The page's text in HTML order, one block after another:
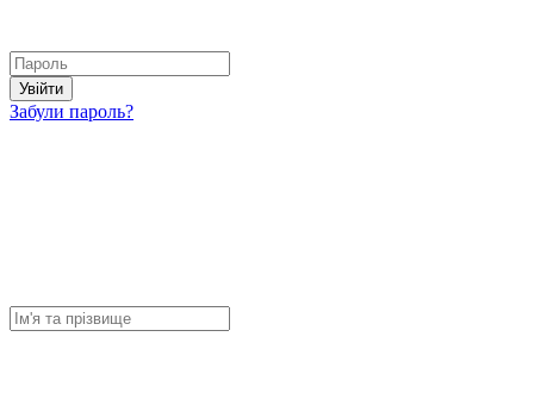
Увійти
Забули пароль?